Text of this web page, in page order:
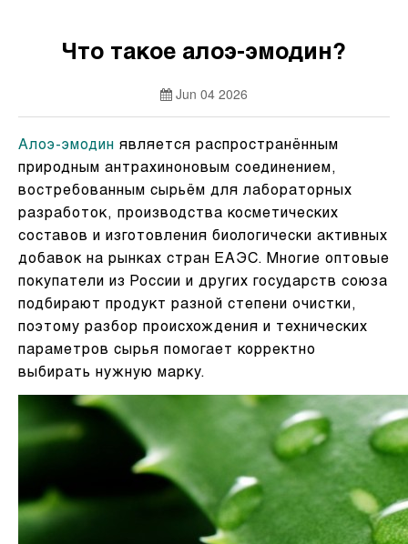
Что такое алоэ-эмодин?
Jun 04 2026
Алоэ-эмодин является распространённым
природным антрахиноновым соединением,
востребованным сырьём для лабораторных
разработок, производства косметических
составов и изготовления биологически активных
добавок на рынках стран ЕАЭС. Многие оптовые
покупатели из России и других государств союза
подбирают продукт разной степени очистки,
поэтому разбор происхождения и технических
параметров сырья помогает корректно
выбирать нужную марку.